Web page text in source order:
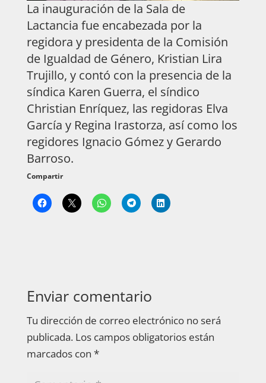
La inauguración de la Sala de
Lactancia fue encabezada por la
regidora y presidenta de la Comisión
de Igualdad de Género, Kristian Lira
Trujillo, y contó con la presencia de la
síndica Karen Guerra, el síndico
Christian Enríquez, las regidoras Elva
García y Regina Irastorza, así como los
regidores Ignacio Gómez y Gerardo
Barroso.
Compartir
Enviar comentario
Tu dirección de correo electrónico no será
publicada. Los campos obligatorios están
marcados con *